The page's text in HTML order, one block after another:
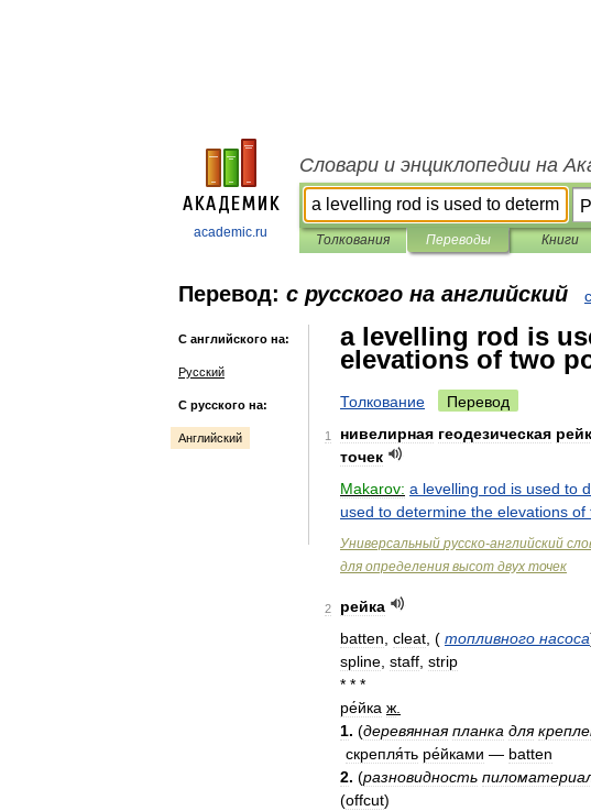
academic.ru
Словари и энциклопедии на
Толкования Переводы Книги
Перевод: с русского на английский
С английского на:
Русский
С русского на:
Английский
a levelling rod is
elevations of two
Толкование Перевод
1 нивелирная геодезическая
точек
Makarov: a levelling rod is used to
used to determine the elevations of
Универсальный русско-английский
для определения высот двух точек
2
рейка
batten cleat ( топливного насоса
spline staff strip
* * *
ре́йка ж
1. (деревянная планка для
скрепля́ть ре́йками — batten
2. (разновидность
(offcut)